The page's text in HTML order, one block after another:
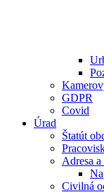
GDPR
Covid
Úrad
Štatút
Adresa
Civilná